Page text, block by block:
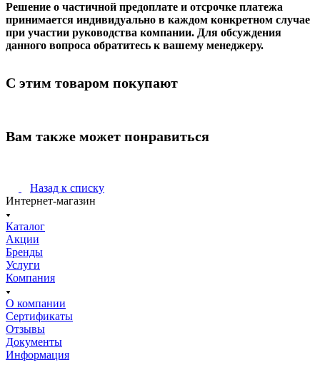
Решение о частичной предоплате и отсрочке платежа
принимается индивидуально в каждом конкретном случае
при участии руководства компании. Для обсуждения
данного вопроса обратитесь к вашему менеджеру.
С этим товаром покупают
Вам также может понравиться
Назад к списку
Интернет-магазин
Каталог
Акции
Бренды
Услуги
Компания
О компании
Сертификаты
Отзывы
Документы
Информация